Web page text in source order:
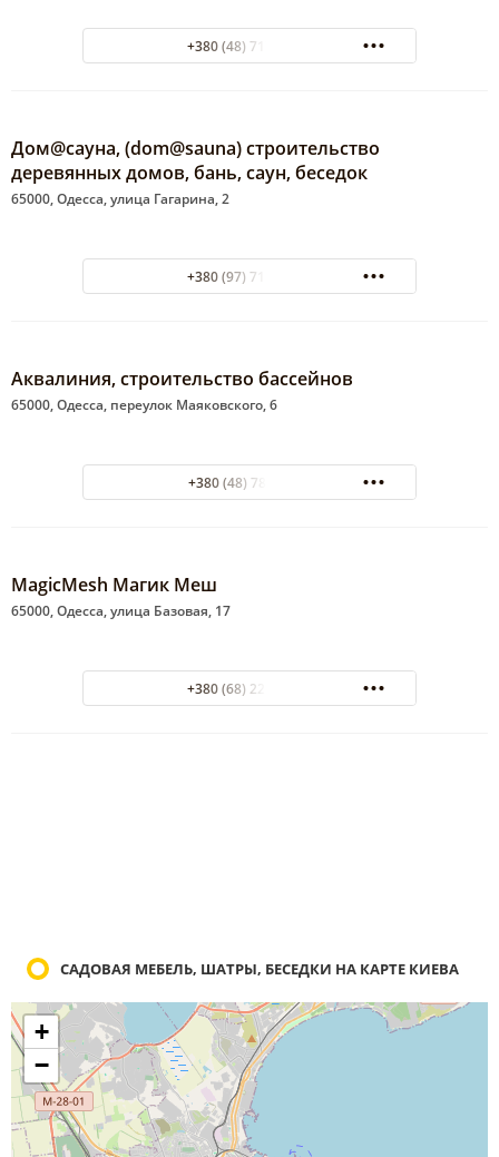
+380 (48) 717-44-40
Дом@сауна, (dom@sauna) строительство
деревянных домов, бань, саун, беседок
65000, Одесса, улица Гагарина, 2
+380 (97) 712-89-12
Аквалиния, строительство бассейнов
65000, Одесса, переулок Маяковского, 6
+380 (48) 780 11 27
MagicMesh Магик Меш
65000, Одесса, улица Базовая, 17
+380 (68) 222-83-37
САДОВАЯ МЕБЕЛЬ, ШАТРЫ, БЕСЕДКИ НА КАРТЕ КИЕВА
+
−